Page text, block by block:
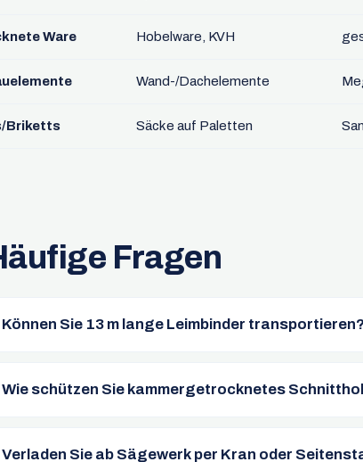
Ware Hobelware, KVH
Wand-/Dachelemente
Briketts Säcke auf Paletten
Fragen
Können Sie 13 m lange Leimbinder transportieren?
Wie schützen Sie kammergetrocknetes
Verladen Sie ab Sägewerk per Kran oder